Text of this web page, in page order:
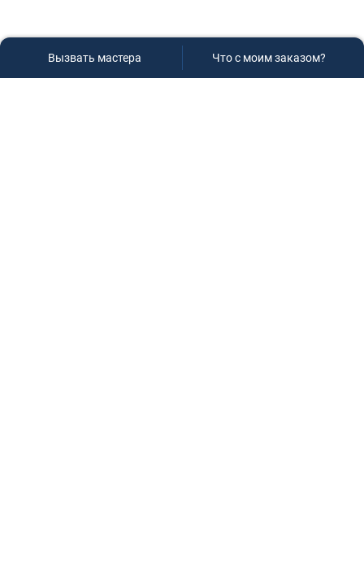
Вызвать мастера Что с моим заказом?